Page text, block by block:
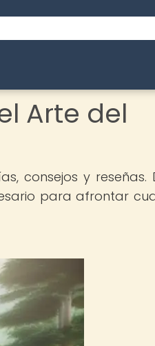
Arte del
consejos y reseñas.
para afrontar